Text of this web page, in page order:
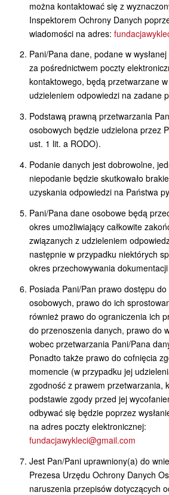
można kontaktować się z
Inspektorem Ochrony Danych
wiadomości na adres:
Pani/Pana dane, podane w
za pośrednictwem poczty
kontaktowego, będą przetwarzane
udzieleniem odpowiedzi na zadane
Podstawą prawną przetwarzania
osobowych będzie udzielona przez
ust. 1 lit. a RODO).
Podanie danych jest dobrowolne,
niepodanie będzie skutkowało
uzyskania odpowiedzi na Państwa
Pani/Pana dane osobowe będą
okres umożliwiający całkowite
związanych z udzieleniem
następnie w przypadku niektórych
okres przechowywania
Posiada Pani/Pan prawo dostępu
osobowych, prawo do ich
również prawo do ograniczenia ich
do przenoszenia danych, prawo do
wobec przetwarzania Pani/Pana
Ponadto także prawo do cofnięcia
momencie (w przypadku jej
zgodność z prawem przetwarzania,
podstawie zgody przed jej
odbywać się będzie poprzez
na adres poczty elektronicznej:
fundacjawykleci@gmail.com
Jest Pan/Pani uprawniony(a) do
Prezesa Urzędu Ochrony Danych
naruszenia przepisów dotyczących